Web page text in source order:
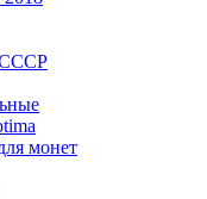
монет